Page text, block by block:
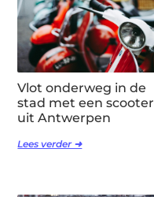
Vlot onderweg in de
stad met een scooter
uit Antwerpen
Lees verder ➜